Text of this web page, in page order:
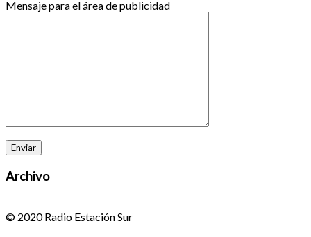
Mensaje para el área de publicidad
Archivo
© 2020 Radio Estación Sur